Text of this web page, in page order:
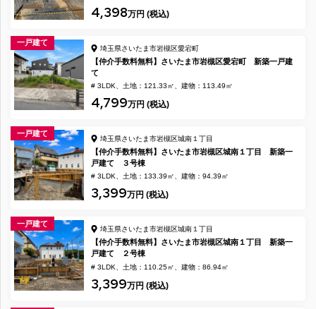
4,398万円 (税込)
一戸建て
埼玉県さいたま市岩槻区愛宕町
【仲介手数料無料】さいたま市岩槻区愛宕町 新築一戸建
て
# 3LDK 土地：121.33㎡ 建物：113.49㎡
4,799万円 (税込)
一戸建て
埼玉県さいたま市岩槻区城南１丁目
【仲介手数料無料】さいたま市岩槻区城南１丁目 新築一
戸建て ３号棟
# 3LDK 土地：133.39㎡ 建物：94.39㎡
3,399万円 (税込)
一戸建て
埼玉県さいたま市岩槻区城南１丁目
【仲介手数料無料】さいたま市岩槻区城南１丁目 新築一
戸建て ２号棟
# 3LDK 土地：110.25㎡ 建物：86.94㎡
3,399万円 (税込)